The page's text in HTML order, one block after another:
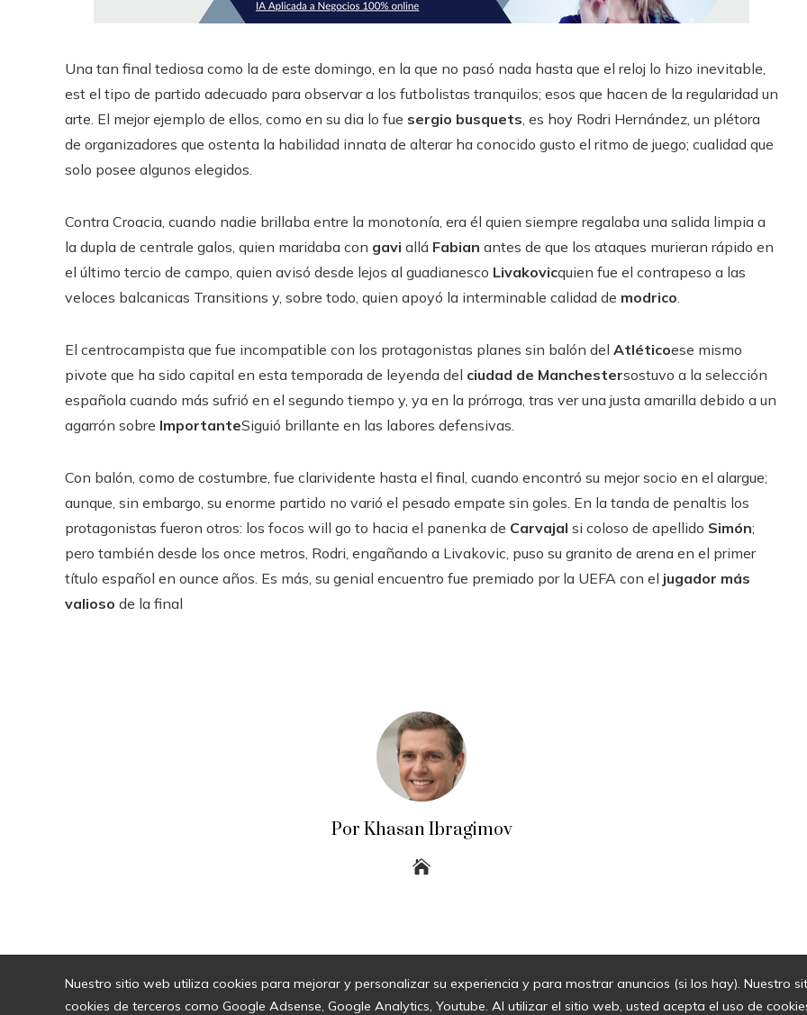
Nuestro sitio web utiliza cookies para mejorar y personalizar su experiencia y para mostrar anuncios (si los hay). Nuestro
cookies de terceros como Google Adsense, Google Analytics, Youtube. Al utilizar el sitio web, usted acepta el uso de
Una tan final tediosa como la de este domingo, en la que no pasó nada hasta que el reloj lo hizo inevitable,
est el tipo de partido adecuado para observar a los futbolistas tranquilos; esos que hacen de la regularidad un
arte. El mejor ejemplo de ellos, como en su dia lo fue sergio busquets, es hoy Rodri Hernández, un plétora
de organizadores que ostenta la habilidad innata de alterar ha conocido gusto el ritmo de juego; cualidad que
solo posee algunos elegidos.
Contra Croacia, cuando nadie brillaba entre la monotonía, era él quien siempre regalaba una salida limpia a
la dupla de centrale galos, quien maridaba con gavi allá Fabian antes de que los ataques murieran rápido en
el último tercio de campo, quien avisó desde lejos al guadianesco Livakovicquien fue el contrapeso a las
veloces balcanicas Transitions y, sobre todo, quien apoyó la interminable calidad de modrico.
El centrocampista que fue incompatible con los protagonistas planes sin balón del Atléticoese mismo
pivote que ha sido capital en esta temporada de leyenda del ciudad de Manchestersostuvo a la selección
española cuando más sufrió en el segundo tiempo y, ya en la prórroga, tras ver una justa amarilla debido a un
agarrón sobre ImportanteSiguió brillante en las labores defensivas.
Con balón, como de costumbre, fue clarividente hasta el final, cuando encontró su mejor socio en el alargue;
aunque, sin embargo, su enorme partido no varió el pesado empate sin goles. En la tanda de penaltis los
protagonistas fueron otros: los focos will go to hacia el panenka de Carvajal si coloso de apellido Simón;
pero también desde los once metros, Rodri, engañando a Livakovic, puso su granito de arena en el primer
título español en ounce años. Es más, su genial encuentro fue premiado por la UEFA con el jugador más
valioso de la final
Por Khasan Ibragimov
© 2026 Todos los derechos Reservados.